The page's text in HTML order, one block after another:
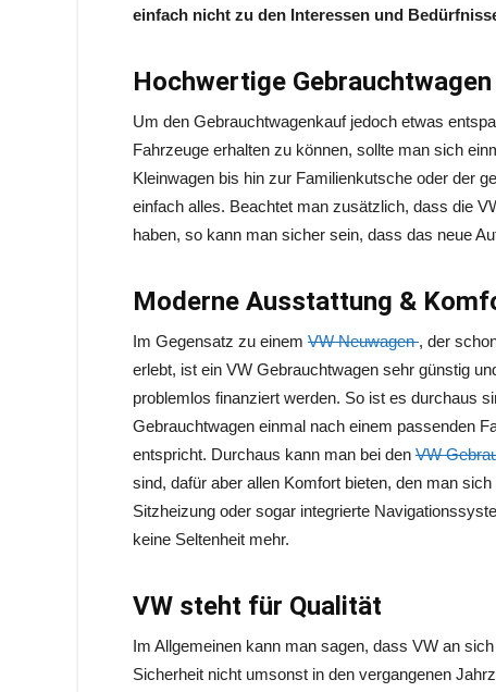
einfach nicht zu den Interessen und
Hochwertige Gebrauchtwagen
Um den Gebrauchtwagenkauf jedoch etwas
Fahrzeuge erhalten zu können, sollte man sich
Kleinwagen bis hin zur Familienkutsche oder der
einfach alles. Beachtet man zusätzlich, dass die
haben, so kann man sicher sein, dass das neue
Moderne Ausstattung &
Im Gegensatz zu einem VW Neuwagen, der
erlebt, ist ein VW Gebrauchtwagen sehr günstig
problemlos finanziert werden. So ist es durchaus
Gebrauchtwagen einmal nach einem passenden
entspricht. Durchaus kann man bei den VW
sind, dafür aber allen Komfort bieten, den man
Sitzheizung oder sogar integrierte
keine Seltenheit mehr.
VW steht für Qualität
Im Allgemeinen kann man sagen, dass VW an
Sicherheit nicht umsonst in den vergangenen